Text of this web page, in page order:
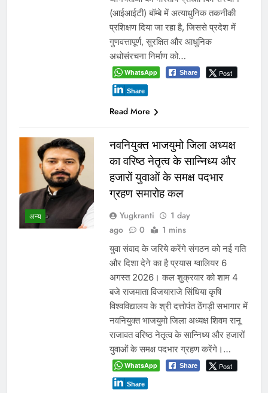
(आईआईटी) बॉम्बे में अत्याधुनिक तकनीकी
प्रशिक्षण दिया जा रहा है, जिससे प्रदेश में
गुणवत्तापूर्ण, सुरक्षित और आधुनिक
अधोसंरचना निर्माण को…
WhatsApp Share Post
Share
Read More
अन्य
नवनियुक्त भाजयुमो जिला अध्यक्ष
का वरिष्ठ नेतृत्व के सान्निध्य और
हजारों युवाओं के समक्ष पदभार
ग्रहण समारोह कल
Yugkranti
1 day
ago
0 1 mins
युवा संवाद के जरिये करेंगे संगठन को नई गति
और दिशा देने का है प्रयास ग्वालियर 6
अगस्त 2026। कल शुक्रवार को शाम 4
बजे राजमाता विजयाराजे सिंधिया कृषि
विश्वविद्यालय के श्री दत्तोपंत ठेंगड़ी सभागार में
नवनियुक्त भाजयुमो जिला अध्यक्ष शिवम रानू
राजावत वरिष्ठ नेतृत्व के सान्निध्य और हजारों
युवाओं के समक्ष पदभार ग्रहण करेंगे।…
WhatsApp Share Post
Share